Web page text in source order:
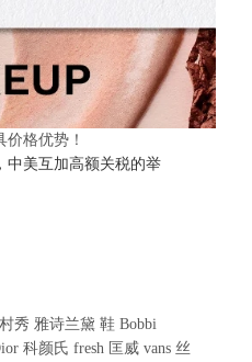
格优势！
中美互加高额关税的举
秀 雅诗兰黛 鞋 Bobbi
科颜氏 fresh 匡威 vans 丝